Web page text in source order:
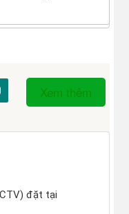
Xem thêm
đặt tại